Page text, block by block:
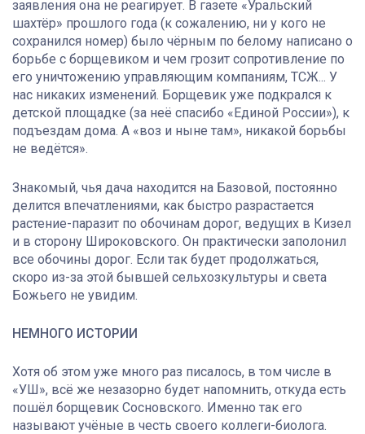
заявления она не реагирует. В газете «Уральский
шахтёр» прошлого года (к сожалению, ни у кого не
сохранился номер) было чёрным по белому написано о
борьбе с борщевиком и чем грозит сопротивление по
его уничтожению управляющим компаниям, ТСЖ... У
нас никаких изменений. Борщевик уже подкрался к
детской площадке (за неё спасибо «Единой России»), к
подъездам дома. А «воз и ныне там», никакой борьбы
не ведётся».
Знакомый, чья дача находится на Базовой, постоянно
делится впечатлениями, как быстро разрастается
растение-паразит по обочинам дорог, ведущих в Кизел
и в сторону Широковского. Он практически заполонил
все обочины дорог. Если так будет продолжаться,
скоро из-за этой бывшей сельхозкультуры и света
Божьего не увидим.
НЕМНОГО ИСТОРИИ
Хотя об этом уже много раз писалось, в том числе в
«УШ», всё же незазорно будет напомнить, откуда есть
пошёл борщевик Сосновского. Именно так его
называют учёные в честь своего коллеги-биолога.